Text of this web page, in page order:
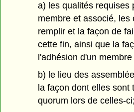
a) les qualités requises
membre et associé, les
remplir et la façon de
cette fin, ainsi que la
l'adhésion d'un
b) le lieu des
la façon dont elles sont
quorum lors de celles-ci;